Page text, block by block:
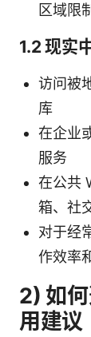
区域限
1.2 现实
访问被
库
在企业
服务
在公共
箱、社
对于经
作效率
2) 如
用建议